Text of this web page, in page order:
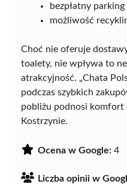
bezpłatny
możliwość
Choć nie oferuje
toalety, nie wpływa to
atrakcyjność. „Chata
podczas szybkich
pobliżu podnosi komfort
Kostrzynie.
Ocena w Google: 4
Liczba opinii w